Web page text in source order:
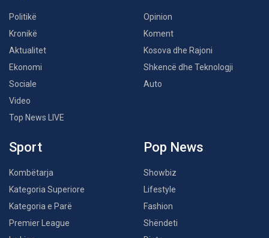
Politikë
Kronikë
Aktualitet
Ekonomi
Sociale
Video
Top News LIVE
Opinion
Koment
Kosova dhe Rajoni
Shkencë dhe Teknologji
Auto
Sport
Kombëtarja
Kategoria Superiore
Kategoria e Parë
Premier League
Pop News
Showbiz
Lifestyle
Fashion
Shëndeti